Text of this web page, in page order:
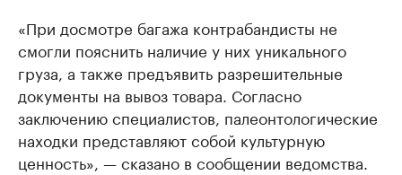
«При досмотре багажа контрабандисты не
смогли пояснить наличие у них уникального
груза, а также предъявить разрешительные
документы на вывоз товара. Согласно
заключению специалистов, палеонтологические
находки представляют собой культурную
ценность», — сказано в сообщении ведомства.